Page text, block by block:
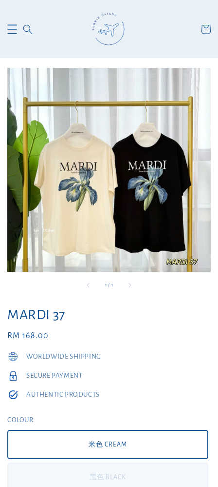
1 / 1
MARDI 37
Regular
RM 168.00
WORLDWIDE SHIPPING
SECURE PAYMENT
AUTHENTIC PRODUCTS
COLOUR
米色 CREAM
黑色 BLACK